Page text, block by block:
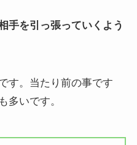
手を引っ張っていくよう
す。当たり前の事です
多いです。